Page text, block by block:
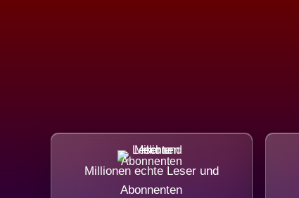
Millionen echte Leser und
Abonnenten